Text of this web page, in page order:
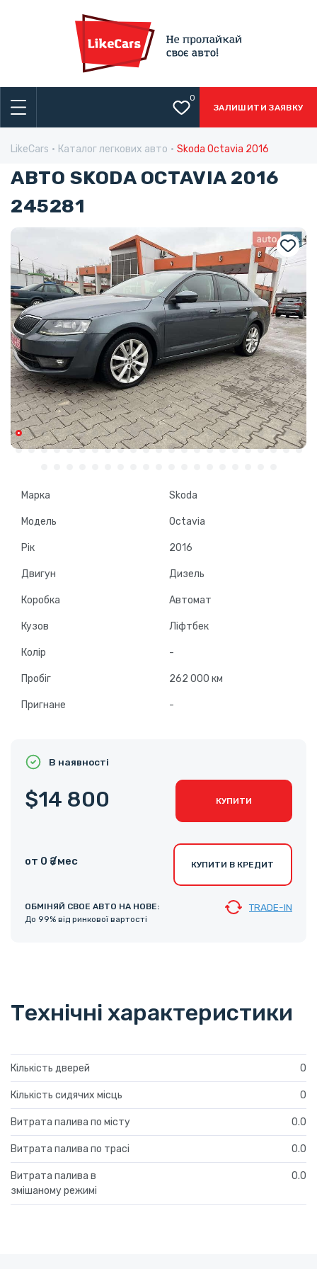
0
ЗАЛИШИТИ ЗАЯВКУ
LikeCars Каталог легкових авто Skoda Octavia 2016
АВТО SKODA OCTAVIA 2016
245281
Марка Skoda
Модель Octavia
Рік 2016
Двигун Дизель
Коробка Автомат
Кузов Ліфтбек
Колір -
Пробіг 262 000 км
Пригнане -
В наявності
$14 800 КУПИТИ
от 0 ₴ /мес КУПИТИ В КРЕДИТ
ОБМІНЯЙ СВОЕ АВТО НА НОВЕ:
До 99% від ринкової вартості
TRADE-IN
Технічні характеристики
Кількість дверей 0
Кількість сидячих місць 0
Витрата палива по місту 0.0
Витрата палива по трасі 0.0
Витрата палива в
змішаному режимі
0.0